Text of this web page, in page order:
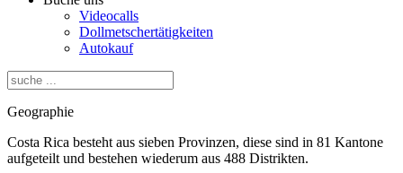
Videocalls
Dollmetschertätigkeiten
Autokauf
Geographie
Costa Rica besteht aus sieben Provinzen, diese sind in 81 Kantone
aufgeteilt und bestehen wiederum aus 488 Distrikten.